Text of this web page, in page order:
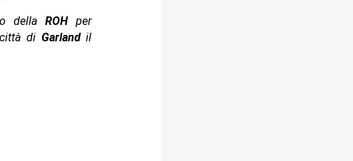
dellaROH per
di Garlandil